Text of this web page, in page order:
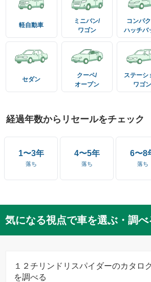
軽自動車
ミニバン/
ワゴン
コンパ
ハッチバ
セダン
クーペ/
オープン
ステーシ
ワゴン
経過年数からリセールをチェック
1〜3年
落ち
4〜5年
落ち
6〜8
落ち
気になる視点で車を選ぶ・調べ
１２チリンドリスパイダーのカタロ
を調べる